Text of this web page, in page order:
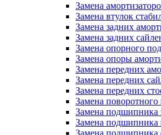
Замена
Замена втулок
Замена задних
Замена задних
Замена опорного
Замена опоры
Замена передних
Замена передних
Замена передних
Замена поворотного
Замена подшипника
Замена подшипника
Замена подшипника